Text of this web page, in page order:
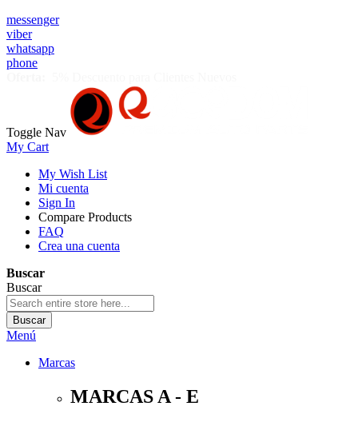
messenger
viber
whatsapp
phone
Toggle Nav
My Cart
My Wish List
Mi cuenta
Sign In
Compare Products
FAQ
Crea una cuenta
Buscar
Buscar
Buscar
Menú
Marcas
MARCAS A - E